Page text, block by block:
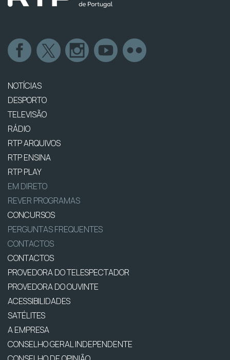
NOTÍCIAS
DESPORTO
TELEVISÃO
RÁDIO
RTP ARQUIVOS
RTP ENSINA
RTP PLAY
EM DIRETO
REVER PROGRAMAS
CONCURSOS
PERGUNTAS FREQUENTES
CONTACTOS
CONTACTOS
PROVEDORA DO TELESPECTADOR
PROVEDORA DO OUVINTE
ACESSIBILIDADES
SATÉLITES
A EMPRESA
CONSELHO GERAL INDEPENDENTE